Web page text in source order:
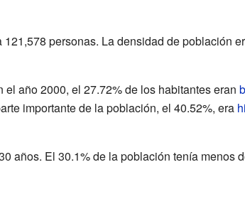
personas. La densidad de población
año 2000, el 27.72% de los habitantes eran
importante de la población, el 40.52%, era
años. El 30.1% de la población tenía menos